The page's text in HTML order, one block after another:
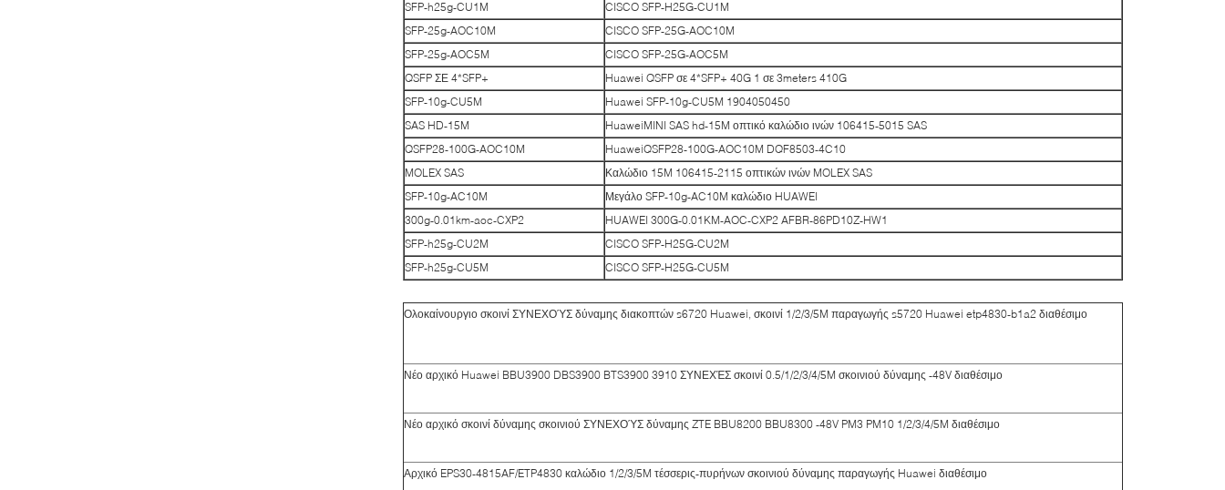
SFP-h25g-CU1M
CISCO SFP-H25G-CU1M
SFP-25g-AOC10M
CISCO SFP-25G-AOC10M
SFP-25g-AOC5M
CISCO SFP-25G-AOC5M
QSFP ΣΕ 4*SFP+
Huawei QSFP σε 4*SFP+ 40G 1 σε 3meters 410G
SFP-10g-CU5M
Huawei SFP-10g-CU5M 1904050450
SAS HD-15M
HuaweiMINI SAS hd-15M οπτικό καλώδιο ινών 106415-5015 SAS
QSFP28-100G-AOC10M
HuaweiQSFP28-100G-AOC10M DQF8503-4C10
MOLEX SAS
Καλώδιο 15M 106415-2115 οπτικών ινών MOLEX SAS
SFP-10g-AC10M
Μεγάλο SFP-10g-AC10M καλώδιο HUAWEI
300g-0.01km-aoc-CXP2
HUAWEI 300G-0.01KM-AOC-CXP2 AFBR-86PD10Z-HW1
SFP-h25g-CU2M
CISCO SFP-H25G-CU2M
SFP-h25g-CU5M
CISCO SFP-H25G-CU5M
Ολοκαίνουργιο σκοινί ΣΥΝΕΧΟΎΣ δύναμης διακοπτών s6720 Huawei, σκοινί 1/2/3/5M παραγωγής s5720 Huawei etp4830-b1a2 διαθέσιμο
Νέο αρχικό Huawei BBU3900 DBS3900 BTS3900 3910 ΣΥΝΕΧΈΣ σκοινί 0.5/1/2/3/4/5M σκοινιού δύναμης -48V διαθέσιμο
Νέο αρχικό σκοινί δύναμης σκοινιού ΣΥΝΕΧΟΎΣ δύναμης ZTE BBU8200 BBU8300 -48V PM3 PM10 1/2/3/4/5M διαθέσιμο
Αρχικό EPS30-4815AF/ETP4830 καλώδιο 1/2/3/5M τέσσερις-πυρήνων σκοινιού δύναμης παραγωγής Huawei διαθέσιμο